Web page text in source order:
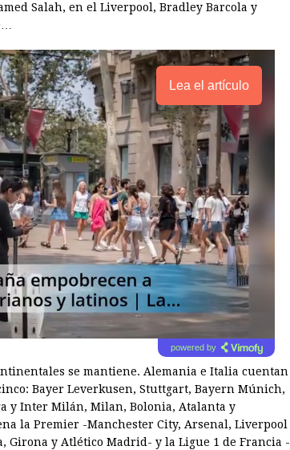
Salah, en el Liverpool, Bradley Barcola y
Lea el artículo
powered by
se mantiene. Alemania e Italia cuentan
Bayer Leverkusen, Stuttgart, Bayern Múnich,
y Inter Milán, Milan, Bolonia, Atalanta y
la Premier -Manchester City, Arsenal, Liverpool
Girona y Atlético Madrid- y la Ligue 1 de Francia -